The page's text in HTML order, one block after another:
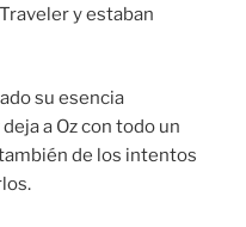
y estaban
su esencia
a Oz con todo un
de los intentos